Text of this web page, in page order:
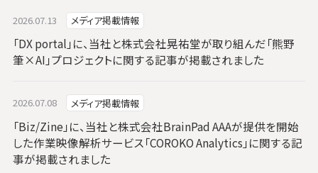
2026.07.13 メディア掲載情報
「DX portal」に、当社と株式会社晃祐堂が取り組んだ「熊野
筆×AI」プロジェクトに関する記事が掲載されました
2026.07.08 メディア掲載情報
「Biz/Zine」に、当社と株式会社BrainPad AAAが提供を開始
した作業映像解析サービス「COROKO Analytics」に関する記
事が掲載されました